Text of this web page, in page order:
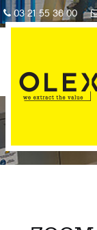
03 21 55 36 00